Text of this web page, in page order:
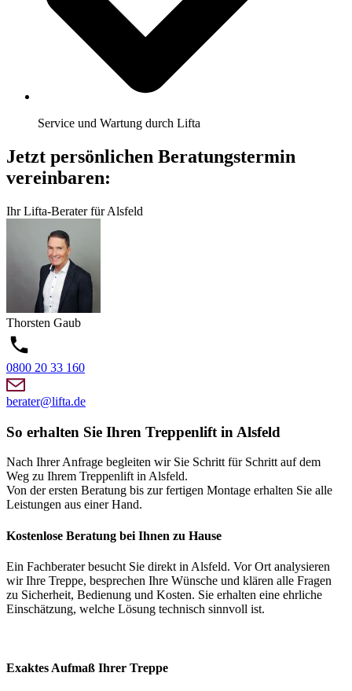
Service und Wartung durch Lifta
Jetzt persönlichen Beratungstermin
vereinbaren:
Ihr Lifta-Berater für Alsfeld
Thorsten Gaub
0800 20 33 160
berater@lifta.de
So erhalten Sie Ihren Treppenlift in Alsfeld
Nach Ihrer Anfrage begleiten wir Sie Schritt für Schritt auf dem
Weg zu Ihrem Treppenlift in Alsfeld.
Von der ersten Beratung bis zur fertigen Montage erhalten Sie alle
Leistungen aus einer Hand.
Kostenlose Beratung bei Ihnen zu Hause
Ein Fachberater besucht Sie direkt in Alsfeld. Vor Ort analysieren
wir Ihre Treppe, besprechen Ihre Wünsche und klären alle Fragen
zu Sicherheit, Bedienung und Kosten. Sie erhalten eine ehrliche
Einschätzung, welche Lösung technisch sinnvoll ist.
Exaktes Aufmaß Ihrer Treppe